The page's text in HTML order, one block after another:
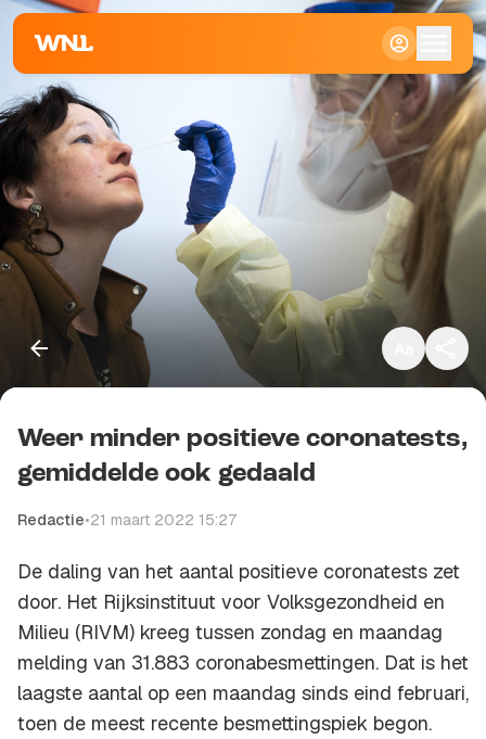
Standaard
Groot
Kopieer link
Weer minder positieve coronatests,
gemiddelde ook gedaald
Redactie•21 maart 2022 15:27
De daling van het aantal positieve coronatests zet
door. Het Rijksinstituut voor Volksgezondheid en
Milieu (RIVM) kreeg tussen zondag en maandag
melding van 31.883 coronabesmettingen. Dat is het
laagste aantal op een maandag sinds eind februari,
toen de meest recente besmettingspiek begon.